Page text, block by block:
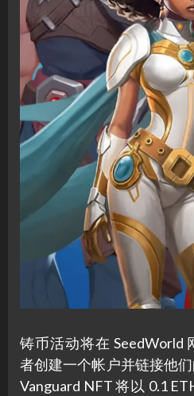
铸币活动将在 SeedWorld
者创建一个帐户并链接他
Vanguard NFT 将以 0.1